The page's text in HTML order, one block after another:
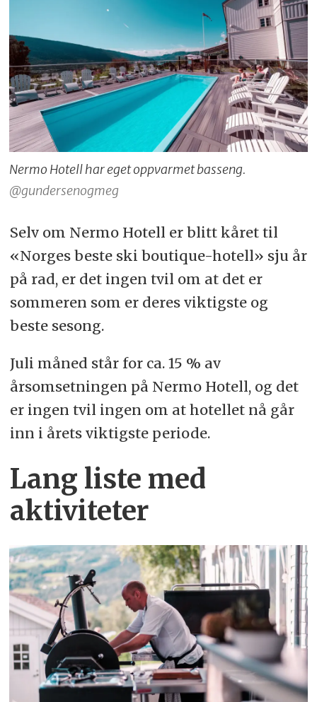
Nermo Hotell har eget oppvarmet basseng.
@gundersenogmeg
Selv om Nermo Hotell er blitt kåret til
«Norges beste ski boutique-hotell» sju år
på rad, er det ingen tvil om at det er
sommeren som er deres viktigste og
beste sesong.
Juli måned står for ca. 15 % av
årsomsetningen på Nermo Hotell, og det
er ingen tvil ingen om at hotellet nå går
inn i årets viktigste periode.
Lang liste med
aktiviteter